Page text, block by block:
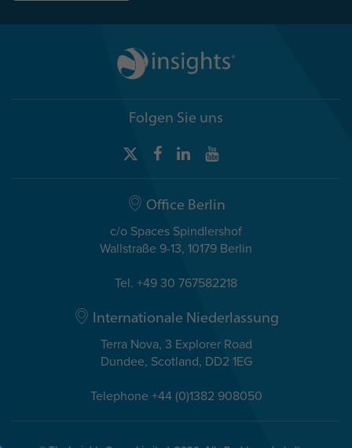
Folgen Sie uns
Office Berlin
c/o Spaces Spindlershof
Wallstraße 9-13, 10179 Berlin
Tel. +49 30 767582218
Internationale Niederlassung
Terra Nova, 3 Explorer Road
Dundee, Scotland, DD2 1EG
Telephone +44 (0)1382 908050